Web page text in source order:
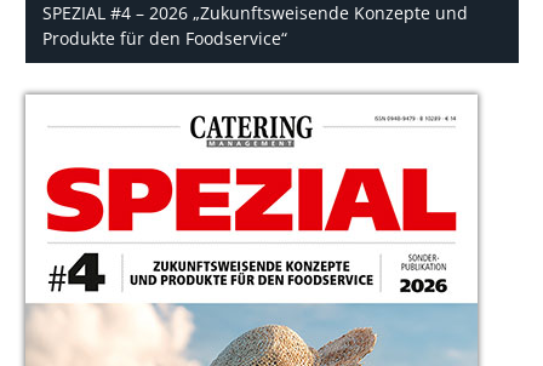
SPEZIAL #4 – 2026 „Zukunftsweisende Konzepte und
Produkte für den Foodservice“